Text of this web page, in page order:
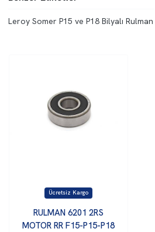
Leroy Somer P15 ve P18 Bilyalı Rulman
RULMAN 6201 2RS
MOTOR RR F15-P15-P18